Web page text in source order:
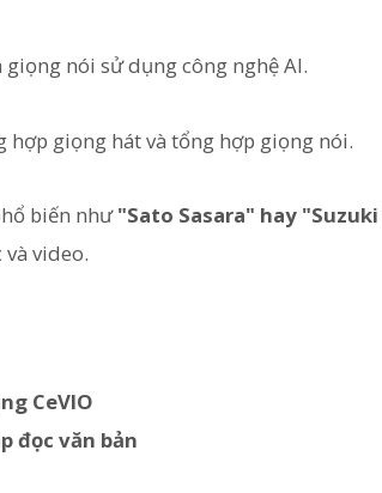
nói sử dụng công nghệ AI.
hợp giọng hát và tổng hợp giọng nói.
biến như"Sato Sasara" hay "Suzuki
video.
CeVIO
đọc văn bản